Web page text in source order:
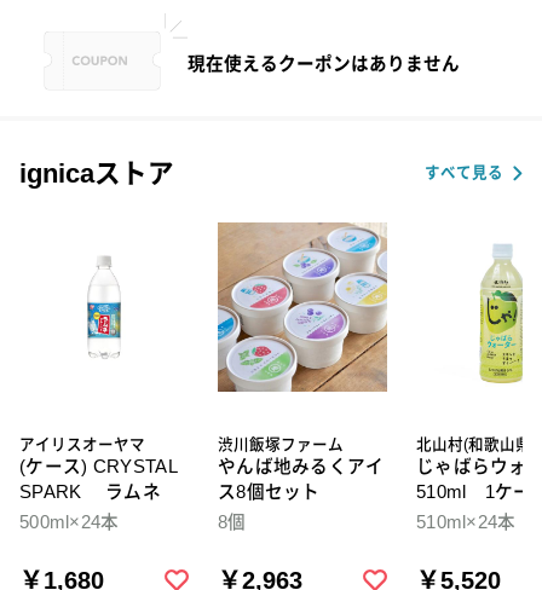
現在使えるクーポンはありません
ignicaストア すべて見る
アイリスオーヤマ
(ケース) CRYSTAL
SPARK ラムネ
500ml×24本
￥1,680
渋川飯塚ファーム
やんば地みるくアイ
ス8個セット
8個
￥2,963
北山村(和歌山県)
じゃばらウォ
510ml 1ケー
本入
510ml×24本
￥5,520